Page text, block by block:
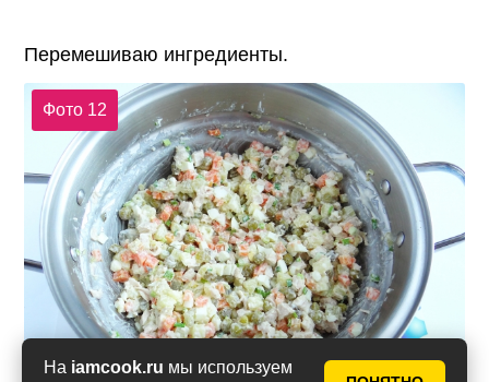
На iamcook.ru мы используем
Перемешиваю ингредиенты.
Фото 12